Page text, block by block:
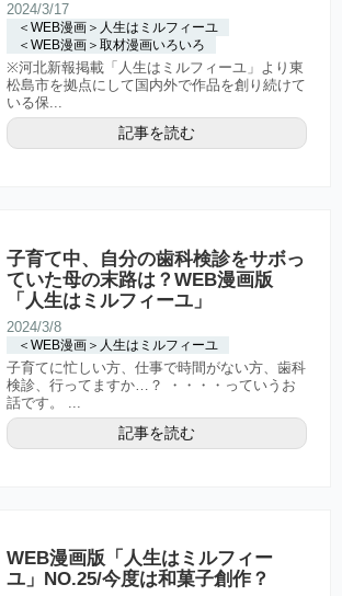
2024/3/17
＜WEB漫画＞人生はミルフィーユ
＜WEB漫画＞取材漫画いろいろ
※河北新報掲載「人生はミルフィーユ」より東
松島市を拠点にして国内外で作品を創り続けて
いる保...
記事を読む
子育て中、自分の歯科検診をサボっ
ていた母の末路は？WEB漫画版
「人生はミルフィーユ」
2024/3/8
＜WEB漫画＞人生はミルフィーユ
子育てに忙しい方、仕事で時間がない方、歯科
検診、行ってますか…？ ・・・・っていうお
話です。 ...
記事を読む
WEB漫画版「人生はミルフィー
ユ」NO.25/今度は和菓子創作？